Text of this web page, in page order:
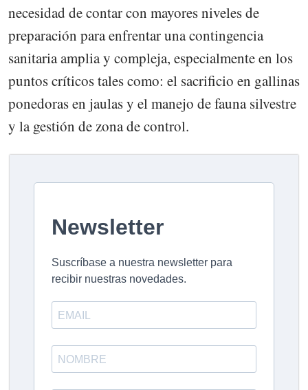
necesidad de contar con mayores niveles de
preparación para enfrentar una contingencia
sanitaria amplia y compleja, especialmente en los
puntos críticos tales como: el sacrificio en gallinas
ponedoras en jaulas y el manejo de fauna silvestre
y la gestión de zona de control.